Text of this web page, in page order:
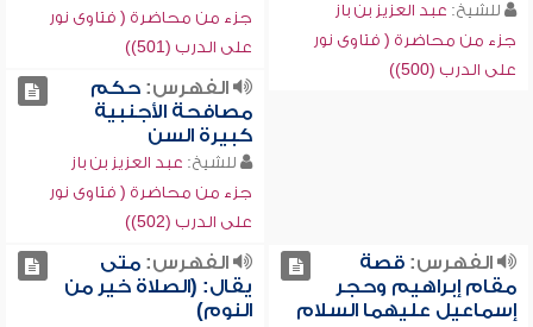
للشيخ: عبد العزيز بن باز
جزء من محاضرة ( فتاوى نور
على الدرب (500))
جزء من محاضرة ( فتاوى نور
على الدرب (501))
الفهرس:حكم
مصافحة الأجنبية
كبيرة السن
للشيخ: عبد العزيز بن باز
جزء من محاضرة ( فتاوى نور
على الدرب (502))
الفهرس:قصة
مقام إبراهيم وحجر
إسماعيل عليهما السلام
الفهرس:متى
يقال: (الصلاة خير من
النوم)